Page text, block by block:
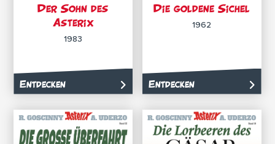
Der Sohn des
Asterix
1983
Entdecken
Die goldene Sichel
1962
Entdecken